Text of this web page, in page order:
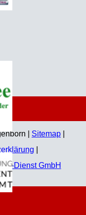
| Sitemap
Dienst GmbH